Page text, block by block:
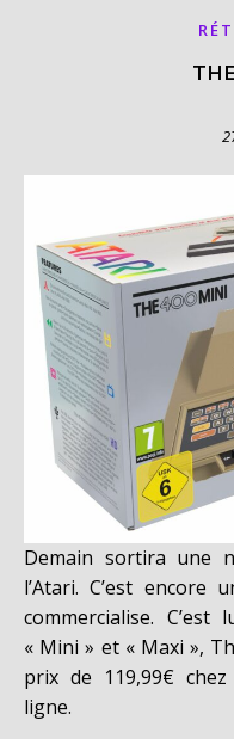
Demain sortira une nouvelle console mini dédié à
l’Atari. C’est encore
commercialise.
« Mini » et « Maxi »,
prix de 119,99€
ligne.